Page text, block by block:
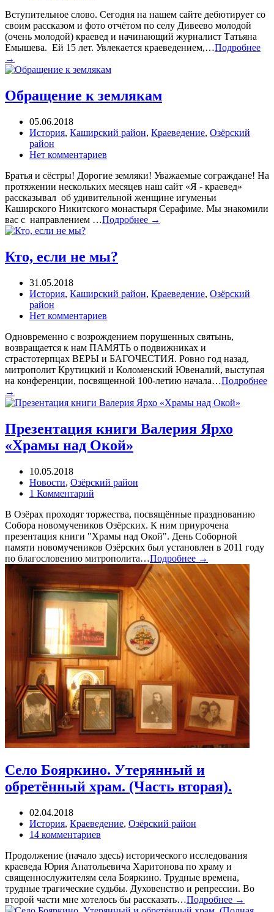
Вступительное слово. Сегодня на нашем сайте дебютирует со
своим рассказом и фото отчётом по селу Дивеево молодой
(очень молодой) краевед и начинающий журналист Татьяна
Емышева. Ей 15 лет. Увлекается краеведением,…Подробнее
→
Обращение к землякам
05.06.2018
История, Каширский район, Краеведение, Озёрский
район
Нет комментариев
Братья и сёстры! Дорогие земляки! Уважаемые сограждане! На
протяжении нескольких месяцев наш сайт «Я - краевед»
рассказывал об удивительной женщине игуменьи
Каширского Никитского монастыря Серафиме. Мы знакомили
вас с направлением …Подробнее →
Кто, если не мы?
31.05.2018
История, Каширский район, Краеведение, Озёрский
район
Нет комментариев
Одновременно с возрождением порушенных святынь,
возвращается к нам ПАМЯТЬ о подвижниках и
страстотерпцах ВЕРЫ и БАГОЧЕСТИЯ. Ровно год назад,
митрополит Крутицкий и Коломенский Ювеналий, выступая
на конференции, посвященной 100-летию начала…Подробнее
→
Презентация книги Валерия Ярхо
«Храмы над Окой»
10.05.2018
Новости, Озёрский район
1 Комментарий
В Озёрах проходят торжества, посвящённые празднованию
Собора новомучеников Озёрских. К ним приурочена
презентация книги "Храмы над Окой". День Соборной
памяти новомучеников Озёрских был установлен в 2011 году
по благословению митрополита…Подробнее →
Село Бояркино. Утерянный и
обретённый храм. (Часть вторая).
02.04.2018
История, Краеведение, Озёрский район
14 комментариев
Продолжение (начало здесь) исторического исследования
краеведа Юрия Анатольевича Харитонова по храму и
священнослужителям села Бояркино. Трудные времена,
трудные трагические судьбы. Духовенство и репрессии. Во
второй части мне хотелось бы рассказать…Подробнее →